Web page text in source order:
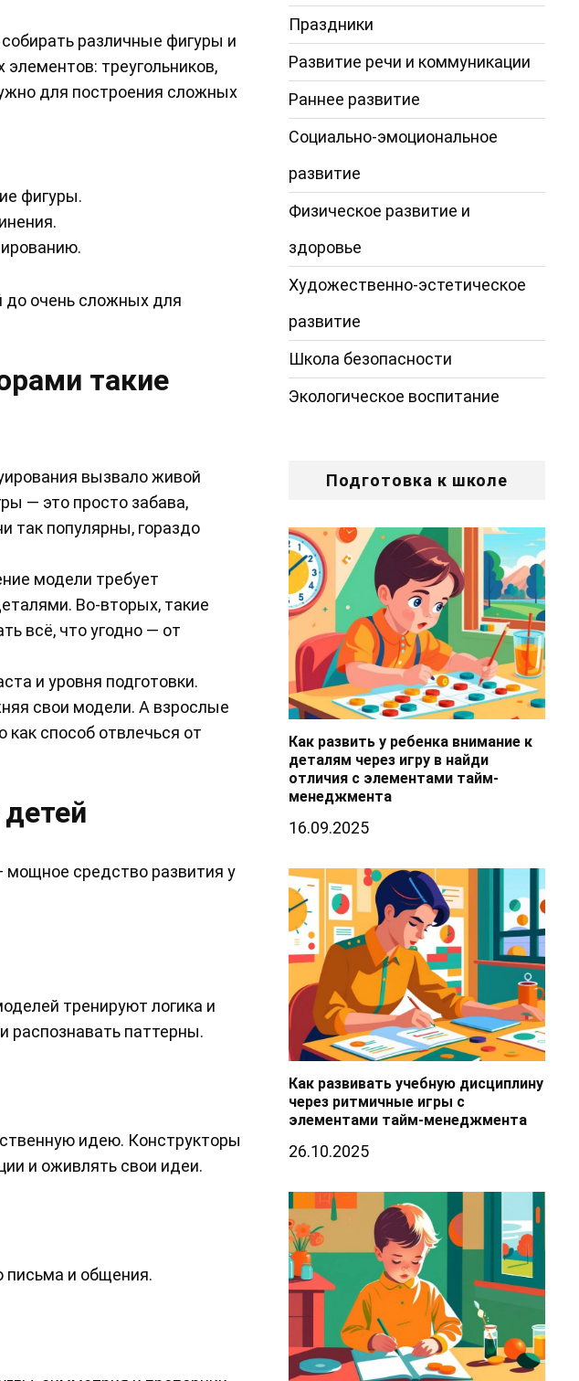
различные фигуры и
треугольников,
для построения сложных
фигуры.
очень сложных для
такие
вызвало живой
— это просто забава,
так популярны, гораздо
модели требует
Во-вторых, такие
всё, что угодно — от
и уровня подготовки.
свои модели. А взрослые
способ отвлечься от
мощное средство развития у
тренируют логика и
распознавать паттерны.
идею. Конструкторы
и оживлять свои идеи.
письма и общения.
Праздники
Развитие речи и коммуникации
Раннее развитие
Социально-эмоциональное
развитие
Физическое развитие и
здоровье
Художественно-эстетическое
развитие
Школа безопасности
Экологическое воспитание
Подготовка к школе
Как развить у ребенка внимание к
деталям через игру в найди
отличия с элементами тайм-
менеджмента
16.09.2025
Как развивать учебную дисциплину
через ритмичные игры с
элементами тайм-менеджмента
26.10.2025